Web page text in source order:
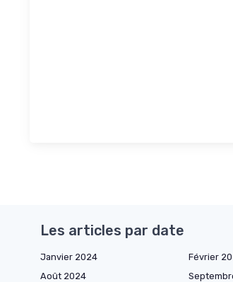
Les articles par date
Janvier 2024 Février
Août 2024